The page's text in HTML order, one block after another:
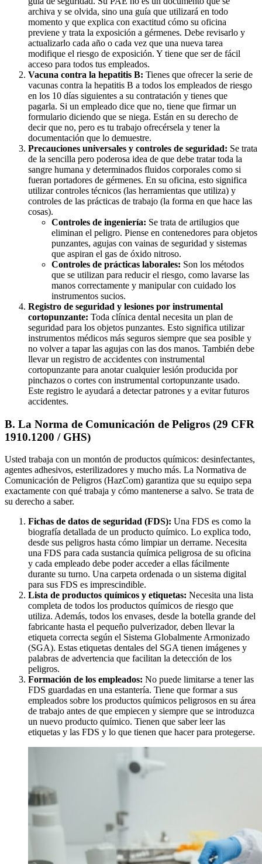
archiva y se olvida, sino una guía que utilizará en todo
momento y que explica con exactitud cómo su oficina
previene y trata la exposición a gérmenes. Debe revisarlo y
actualizarlo cada año o cada vez que una nueva tarea
modifique el riesgo de exposición. Y tiene que ser de fácil
acceso para todos tus empleados.
Vacuna contra la hepatitis B: Tienes que ofrecer la serie de
vacunas contra la hepatitis B a todos los empleados de riesgo
en los 10 días siguientes a su contratación y tienes que
pagarla. Si un empleado dice que no, tiene que firmar un
formulario diciendo que se niega. Están en su derecho de
decir que no, pero es tu trabajo ofrecérsela y tener la
documentación que lo demuestre.
Precauciones universales y controles de seguridad: Se trata
de la sencilla pero poderosa idea de que debe tratar toda la
sangre humana y determinados fluidos corporales como si
fueran portadores de gérmenes. En su oficina, esto significa
utilizar controles técnicos (las herramientas que utiliza) y
controles de las prácticas de trabajo (la forma en que hace las
cosas).
Controles de ingeniería: Se trata de artilugios que
eliminan el peligro. Piense en contenedores para objetos
punzantes, agujas con vainas de seguridad y sistemas
que aspiran el gas de óxido nitroso.
Controles de prácticas laborales: Son los métodos
que se utilizan para reducir el riesgo, como lavarse las
manos correctamente y manipular con cuidado los
instrumentos sucios.
Registro de seguridad y lesiones por instrumental
cortopunzante: Toda clínica dental necesita un plan de
seguridad para los objetos punzantes. Esto significa utilizar
instrumentos médicos más seguros siempre que sea posible y
no volver a tapar las agujas con las dos manos. También debe
llevar un registro de accidentes con instrumental
cortopunzante para anotar cualquier lesión producida por
pinchazos o cortes con instrumental cortopunzante usado.
Este registro le ayudará a detectar patrones y a evitar futuros
accidentes.
B. La Norma de Comunicación de Peligros (29 CFR
1910.1200 / GHS)
Usted trabaja con un montón de productos químicos: desinfectantes,
agentes adhesivos, esterilizadores y mucho más. La Normativa de
Comunicación de Peligros (HazCom) garantiza que su equipo sepa
exactamente con qué trabaja y cómo mantenerse a salvo. Se trata de
su derecho a saber.
Fichas de datos de seguridad (FDS): Una FDS es como la
biografía detallada de un producto químico. Lo explica todo,
desde sus peligros hasta cómo limpiar un derrame. Necesita
una FDS para cada sustancia química peligrosa de su oficina
y cada empleado debe poder acceder a ellas fácilmente
durante su turno. Una carpeta ordenada o un sistema digital
para sus FDS es imprescindible.
Lista de productos químicos y etiquetas: Necesita una lista
completa de todos los productos químicos de riesgo que
utiliza. Además, todos los envases, desde la botella grande del
fabricante hasta el pequeño pulverizador, deben llevar la
etiqueta correcta según el Sistema Globalmente Armonizado
(SGA). Estas etiquetas dentales del SGA tienen imágenes y
palabras de advertencia que facilitan la detección de los
peligros.
Formación de los empleados: No puede limitarse a tener las
FDS guardadas en una estantería. Tiene que formar a sus
empleados sobre los productos químicos peligrosos en su área
de trabajo antes de que empiecen y siempre que se introduzca
un nuevo producto químico. Tienen que saber leer las
etiquetas y las FDS y lo que tienen que hacer para protegerse.